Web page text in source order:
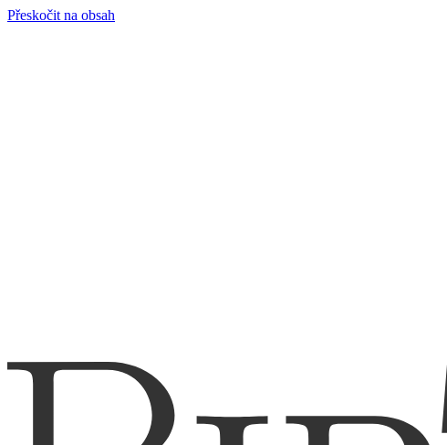
Přeskočit na obsah